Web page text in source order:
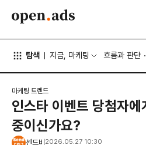
탐색 지금, 마케팅 흐름과 판단
마케팅 트렌드
인스타 이벤트 당첨자
중이신가요?
센드비 2026.05.27 10:30